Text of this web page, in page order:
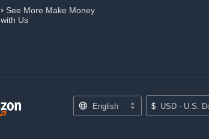
› See More Make Money
with Us
English $ USD - U.S.